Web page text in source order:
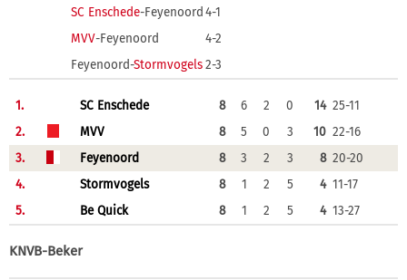
SC Enschede-Feyenoord 4-1
MVV-Feyenoord
4-2
Feyenoord-Stormvogels2-3
1. SC Enschede 8 6 2 0 14 25-11
2.
MVV 8 5 0 3 10 22-16
3.
Feyenoord 8 3 2 3 8 20-20
4.
Stormvogels 8 1 2 5 4 11-17
5.
Be Quick 8 1 2 5 4 13-27
KNVB-Beker